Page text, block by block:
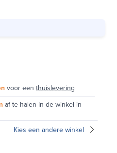
voor een thuislevering
af te halen in de winkel in
Kies een andere winkel